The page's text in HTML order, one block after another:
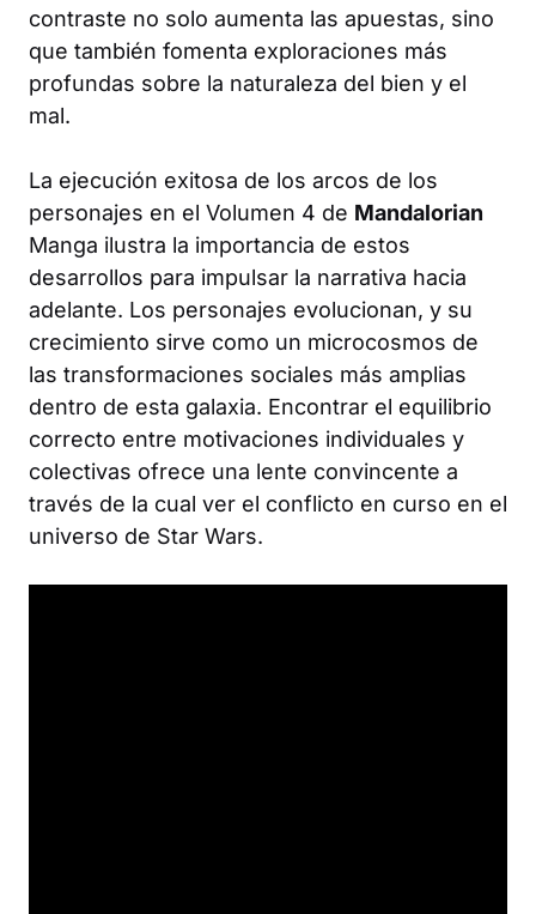
contraste no solo aumenta las apuestas, sino
que también fomenta exploraciones más
profundas sobre la naturaleza del bien y el
mal.
La ejecución exitosa de los arcos de los
personajes en el Volumen 4 de Mandalorian
Manga ilustra la importancia de estos
desarrollos para impulsar la narrativa hacia
adelante. Los personajes evolucionan, y su
crecimiento sirve como un microcosmos de
las transformaciones sociales más amplias
dentro de esta galaxia. Encontrar el equilibrio
correcto entre motivaciones individuales y
colectivas ofrece una lente convincente a
través de la cual ver el conflicto en curso en el
universo de Star Wars.